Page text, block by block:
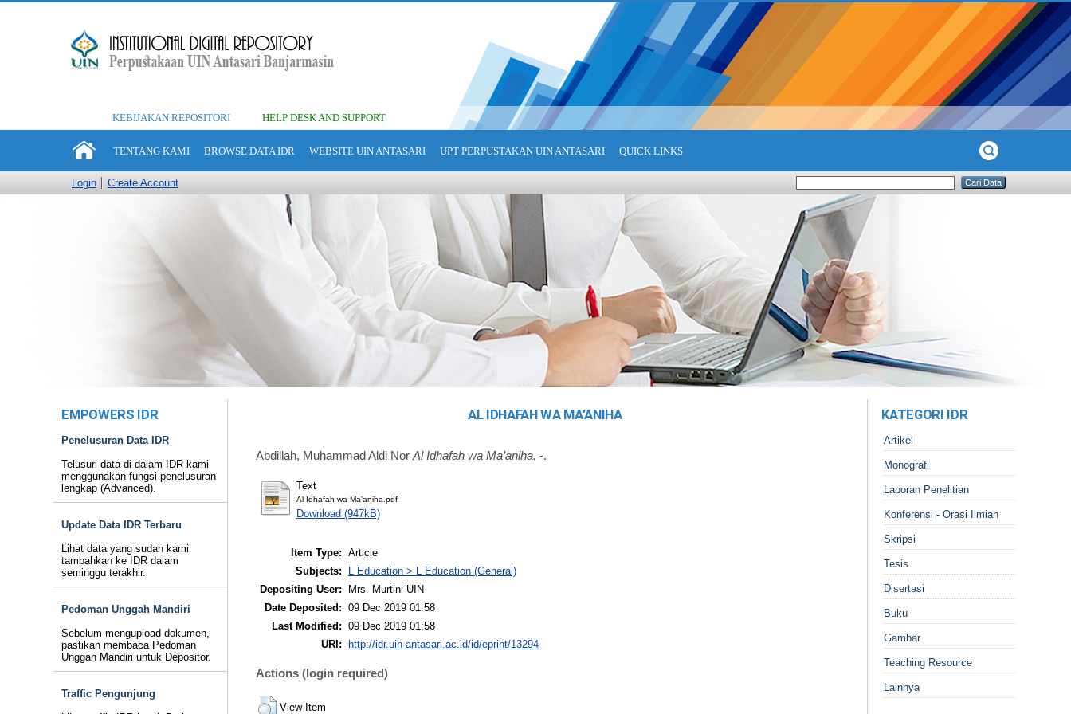
KEBIJAKAN REPOSITORI HELP DESK AND SUPPORT
TENTANG KAMI BROWSE DATA IDR WEBSITE UIN ANTASARI UPT PERPUSTAKAN UIN ANTASARI QUICK LINKS
Login Create Account
EMPOWERS IDR
Penelusuran Data IDR
Telusuri data di dalam IDR kami
menggunakan fungsi penelusuran
lengkap (Advanced).
Update Data IDR Terbaru
Lihat data yang sudah kami
tambahkan ke IDR dalam
seminggu terakhir.
Pedoman Unggah Mandiri
Sebelum mengupload dokumen,
pastikan membaca Pedoman
Unggah Mandiri untuk Depositor.
Traffic Pengunjung
AL IDHAFAH WA MA’ANIHA
Abdillah, Muhammad Aldi Nor Al Idhafah wa Ma’aniha. -.
Text
Al Idhafah wa Ma’aniha.pdf
Download (947kB)
Item Type: Article
Subjects:
L Education > L Education (General)
Depositing User:
Mrs. Murtini UIN
Date Deposited: 09 Dec 2019 01:58
Last Modified: 09 Dec 2019 01:58
URI:
http://idr.uin-antasari.ac.id/id/eprint/13294
Actions (login required)
View Item
KATEGORI IDR
Artikel
Monografi
Laporan Penelitian
Konferensi - Orasi Ilmiah
Skripsi
Tesis
Disertasi
Buku
Gambar
Teaching Resource
Lainnya